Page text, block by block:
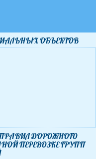
ОБЪЕКТОВ
ДОРОЖНОГО
ПЕРЕВОЗКЕ ГРУПП